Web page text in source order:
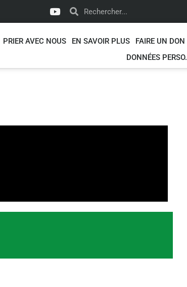
PRIER AVEC NOUS EN SAVOIR PLUS
FAIRE UN DON
DONNÉES PERSO.